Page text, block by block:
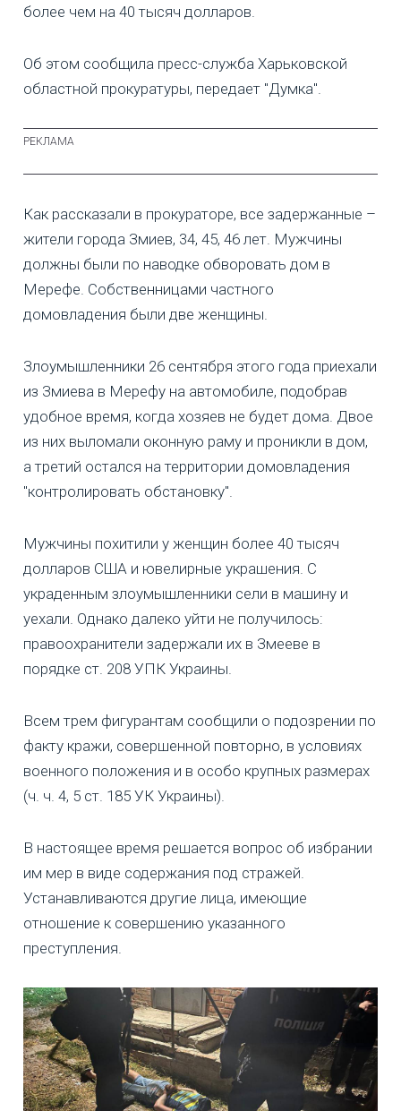
более чем на 40 тысяч долларов.
Об этом сообщила пресс-служба Харьковской
областной прокуратуры, передает "Думка".
Как рассказали в прокураторе, все задержанные –
жители города Змиев, 34, 45, 46 лет. Мужчины
должны были по наводке обворовать дом в
Мерефе. Собственницами частного
домовладения были две женщины.
Злоумышленники 26 сентября этого года приехали
из Змиева в Мерефу на автомобиле, подобрав
удобное время, когда хозяев не будет дома. Двое
из них выломали оконную раму и проникли в дом,
а третий остался на территории домовладения
"контролировать обстановку".
Мужчины похитили у женщин более 40 тысяч
долларов США и ювелирные украшения. С
украденным злоумышленники сели в машину и
уехали. Однако далеко уйти не получилось:
правоохранители задержали их в Змееве в
порядке ст. 208 УПК Украины.
Всем трем фигурантам сообщили о подозрении по
факту кражи, совершенной повторно, в условиях
военного положения и в особо крупных размерах
(ч. ч. 4, 5 ст. 185 УК Украины).
В настоящее время решается вопрос об избрании
им мер в виде содержания под стражей.
Устанавливаются другие лица, имеющие
отношение к совершению указанного
преступления.